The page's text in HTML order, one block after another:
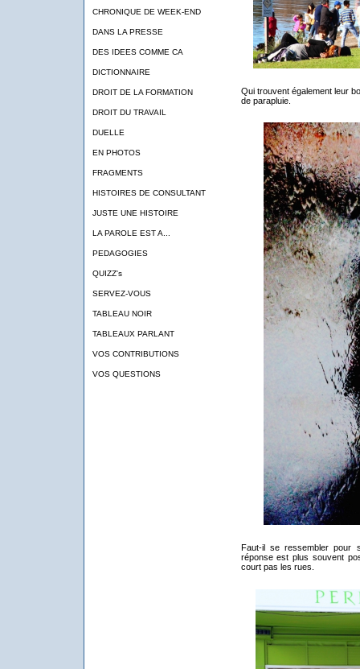
CHRONIQUE DE WEEK-END
DANS LA PRESSE
DES IDEES COMME CA
DICTIONNAIRE
DROIT DE LA FORMATION
DROIT DU TRAVAIL
DUELLE
EN PHOTOS
FRAGMENTS
HISTOIRES DE CONSULTANT
JUSTE UNE HISTOIRE
LA PAROLE EST A...
PEDAGOGIES
QUIZZ's
SERVEZ-VOUS
TABLEAU NOIR
TABLEAUX PARLANT
VOS CONTRIBUTIONS
VOS QUESTIONS
Qui trouvent également leur
de parapluie.
Faut-il se ressembler pour
réponse est plus souvent
court pas les rues.